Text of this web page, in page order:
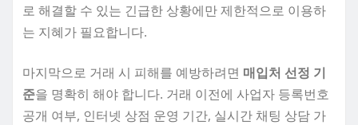
로 해결할 수 있는 긴급한 상황에만 제한적으로 이용하
는 지혜가 필요합니다.
마지막으로 거래 시 피해를 예방하려면 매입처 선정 기
준을 명확히 해야 합니다. 거래 이전에 사업자 등록번호
공개 여부, 인터넷 상점 운영 기간, 실시간 채팅 상담 가